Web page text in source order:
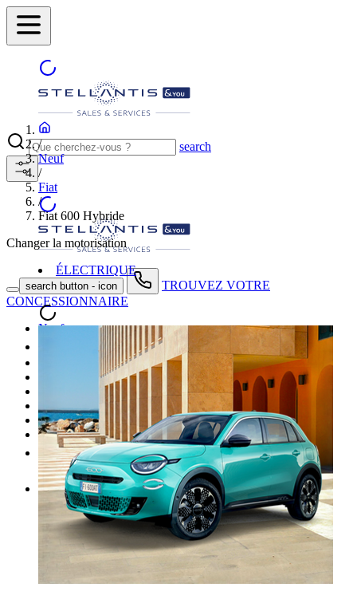
search
search button - icon
TROUVEZ VOTRE
CONCESSIONNAIRE
Neuf
Nos promotions
Carrosserie
Achat de pièces
Vendre une voiture
Plus
FR
/
Neuf
/
Fiat
/
Fiat 600 Hybride
Changer la motorisation
ÉLECTRIQUE